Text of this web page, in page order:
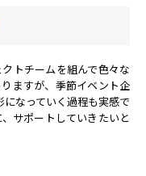
トチームを組んで色々な
ますが、季節イベント企
なっていく過程も実感で
サポートしていきたいと